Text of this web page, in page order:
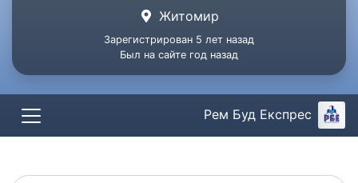
Житомир
Зарегистрирован 5 лет назад
Был на сайте год назад
Рем Буд Експрес